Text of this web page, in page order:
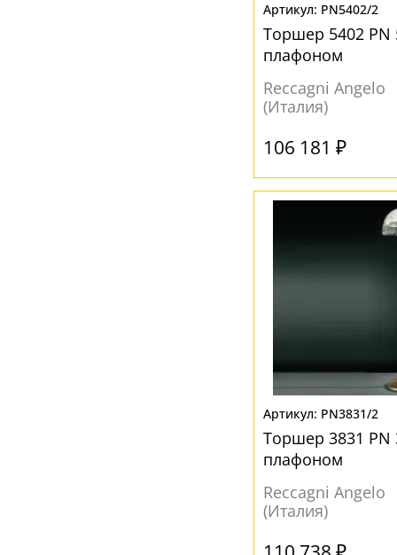
PN5402/2
Торшер 5402 PN
плафоном
Reccagni Angelo
(Италия)
106 181 ₽
PN3831/2
Торшер 3831 PN
плафоном
Reccagni Angelo
(Италия)